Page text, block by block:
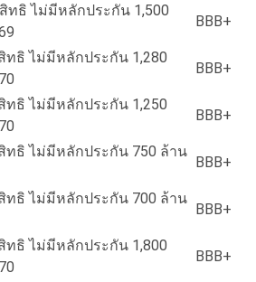
ทธิ ไม่มีหลักประกัน 1,500
BBB+
ทธิ ไม่มีหลักประกัน 1,280
BBB+
ทธิ ไม่มีหลักประกัน 1,250
BBB+
ทธิ ไม่มีหลักประกัน 750 ล้าน
BBB+
ทธิ ไม่มีหลักประกัน 700 ล้าน
BBB+
ทธิ ไม่มีหลักประกัน 1,800
BBB+